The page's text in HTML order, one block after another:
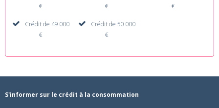
€
€
€
Crédit de 49 000
€
Crédit de 50 000
€
S'informer sur le crédit à la consommation